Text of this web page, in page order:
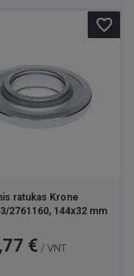
ratukas Krone
2761160, 144x32 mm
€ / VNT
favorite_border